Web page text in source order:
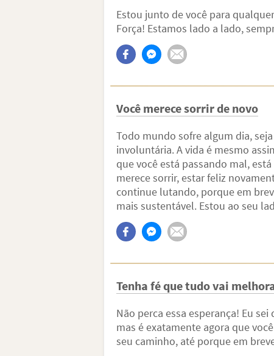
Estou junto de você para
Força! Estamos lado a lado,
Você merece sorrir de novo
Todo mundo sofre algum dia,
involuntária. A vida é mesmo
que você está passando mal,
merece sorrir, estar feliz
continue lutando, porque em
mais sustentável. Estou ao seu
Tenha fé que tudo vai
Não perca essa esperança! Eu
mas é exatamente agora que
seu caminho, até porque em